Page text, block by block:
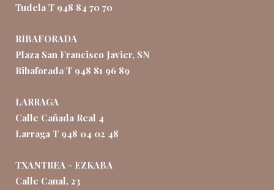
Tudela T 948 84 70 70
RIBAFORADA
Plaza San Francisco Javier, SN
Ribaforada T 948 81 96 89
LARRAGA
Calle Cañada Real 4
Larraga T 948 04 02 48
TXANTREA - EZKABA
Calle Canal, 23